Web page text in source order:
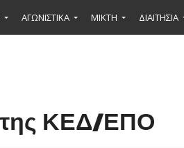
ΑΓΩΝΙΣΤΙΚΑ ΜΙΚΤΉ ΔΙΑΙΤΗΣΙΑ
ΚΕΔ/ΕΠΟ